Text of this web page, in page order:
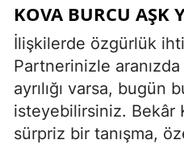
KOVA BURCU AŞK
İlişkilerde özgürlük
Partnerinizle
ayrılığı varsa, bugün
isteyebilirsiniz. Bekâr
sürpriz bir tanışma,